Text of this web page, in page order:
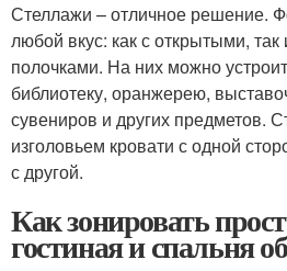
Стеллажи – отличное решение.
любой вкус: как с открытыми,
полочками. На них можно
библиотеку, оранжерею,
сувениров и других предметов.
изголовьем кровати с одной
с другой.
Как зонировать
гостиная и спальня